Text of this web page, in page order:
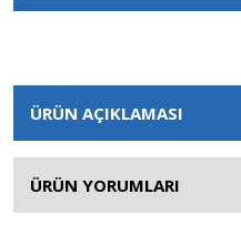
ÜRÜN AÇIKLAMASI
ÜRÜN YORUMLARI